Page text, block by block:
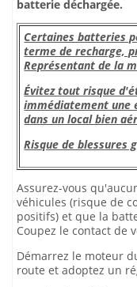
batterie déchargée.
Certaines batteries
terme de recharge,
Représentant de la
Évitez tout risque
immédiatement une
dans un local bien
Risque de blessures
Assurez-vous
véhicules (risque de
positifs) et que la
Coupez le contact de
Démarrez le moteur
route et adoptez un